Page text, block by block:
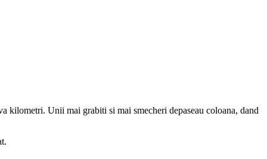
kilometri. Unii mai grabiti si mai smecheri depaseau coloana, dand